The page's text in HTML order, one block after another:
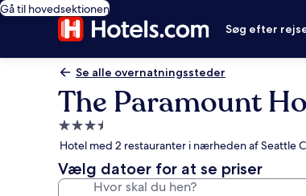
Gå til hovedsektionen
Søg efter
Se alle overnatningssteder
The Paramount
3.5-
stjernet
overnatningssted
Hotel med 2 restauranter i nærheden af Seattle
Vælg datoer for at se priser
Hvor skal du hen?